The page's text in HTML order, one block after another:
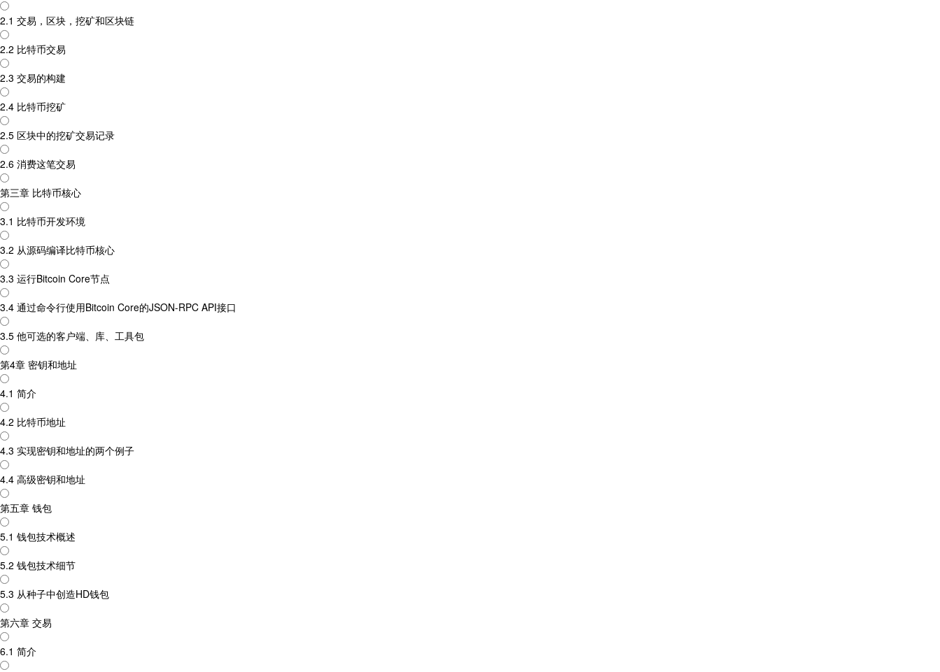
2.1 交易，区块，挖矿和区块链
2.2 比特币交易
2.3 交易的构建
2.4 比特币挖矿
2.5 区块中的挖矿交易记录
2.6 消费这笔交易
第三章 比特币核心
3.1 比特币开发环境
3.2 从源码编译比特币核心
3.3 运行Bitcoin Core节点
3.4 通过命令行使用Bitcoin Core的JSON-RPC API接口
3.5 他可选的客户端、库、工具包
第4章 密钥和地址
4.1 简介
4.2 比特币地址
4.3 实现密钥和地址的两个例子
4.4 高级密钥和地址
第五章 钱包
5.1 钱包技术概述
5.2 钱包技术细节
5.3 从种子中创造HD钱包
第六章 交易
6.1 简介